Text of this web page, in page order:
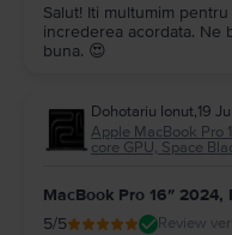
Salut! Iti multumim
increderea acordata. Ne
buna. 😍
Dohotariu Ionut,19
Apple MacBook Pro
core GPU, Space
MacBook Pro 16″ 2024,
5/5 Review